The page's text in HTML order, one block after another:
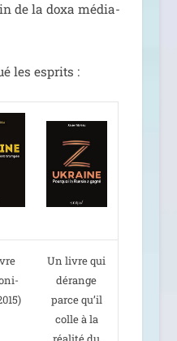
de la doxa média­
les esprits :
Un livre qui
dérange
parce qu’il
colle à la